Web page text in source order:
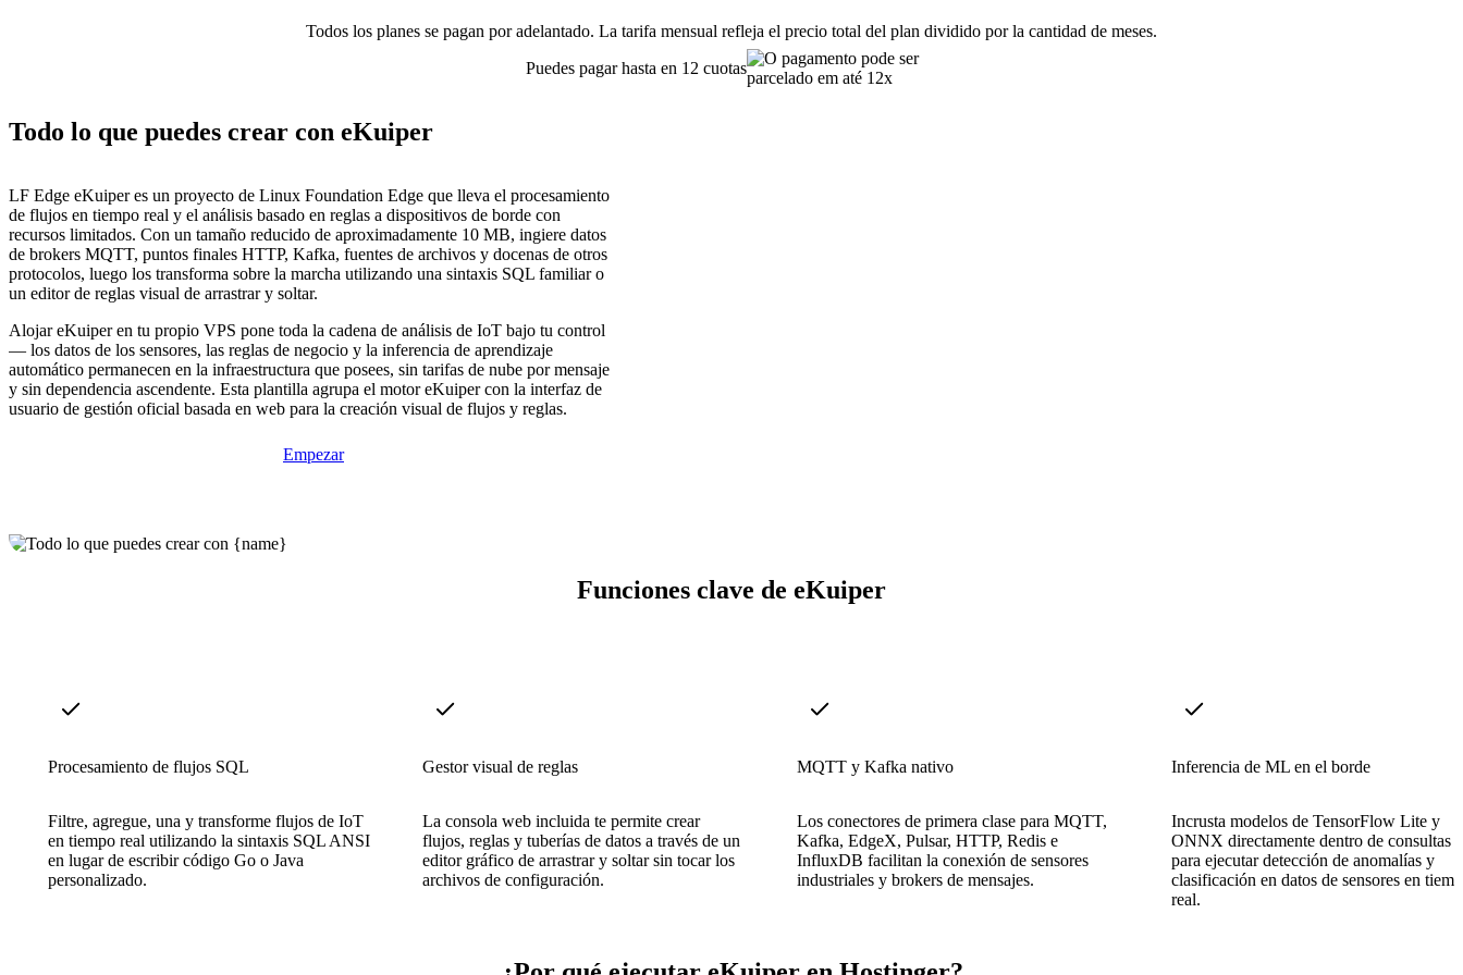
Todos los planes se pagan por adelantado. La tarifa mensual refleja el precio total del plan dividido por la cantidad de meses.
Puedes pagar hasta en 12 cuotas
Todo lo que puedes crear con eKuiper
LF Edge eKuiper es un proyecto de Linux Foundation Edge que lleva el procesamiento
de flujos en tiempo real y el análisis basado en reglas a dispositivos de borde con
recursos limitados. Con un tamaño reducido de aproximadamente 10 MB, ingiere datos
de brokers MQTT, puntos finales HTTP, Kafka, fuentes de archivos y docenas de otros
protocolos, luego los transforma sobre la marcha utilizando una sintaxis SQL familiar o
un editor de reglas visual de arrastrar y soltar.
Alojar eKuiper en tu propio VPS pone toda la cadena de análisis de IoT bajo tu control
— los datos de los sensores, las reglas de negocio y la inferencia de aprendizaje
automático permanecen en la infraestructura que posees, sin tarifas de nube por mensaje
y sin dependencia ascendente. Esta plantilla agrupa el motor eKuiper con la interfaz de
usuario de gestión oficial basada en web para la creación visual de flujos y reglas.
Empezar
Funciones clave de eKuiper
Procesamiento de flujos SQL
Filtre, agregue, una y transforme flujos de IoT
en tiempo real utilizando la sintaxis SQL ANSI
en lugar de escribir código Go o Java
personalizado.
Gestor visual de reglas
La consola web incluida te permite crear
flujos, reglas y tuberías de datos a través de un
editor gráfico de arrastrar y soltar sin tocar los
archivos de configuración.
MQTT y Kafka nativo
Los conectores de primera clase para MQTT,
Kafka, EdgeX, Pulsar, HTTP, Redis e
InfluxDB facilitan la conexión de sensores
industriales y brokers de mensajes.
Inferencia de ML en el borde
Incrusta modelos de TensorFlow Lite y
ONNX directamente dentro de consultas
para ejecutar detección de anomalías y
clasificación en datos de sensores en
real.